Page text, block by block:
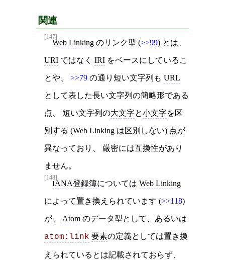
関連
[147]
Web Linking のリンク型 (>>99) とは、
URI ではなく IRI をベースにしているこ
とや、 >>79 の通り短い文字列も URL
として表した長い文字列の簡略形である
点、 短い文字列の大文字と小文字を区
別する (Web Linking は区別しない) 点が
異なっており、 厳密には互換性があり
ません。
[148]
IANA登録簿については Web Linking
によって置き換えられています (>>118)
が、 Atom のデータ型として、あるいは
atom:link 要素の定義としては置き換
えられているとは記載されておらず、